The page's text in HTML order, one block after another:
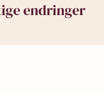
endringer